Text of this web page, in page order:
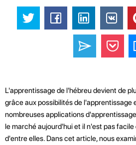
L'apprentissage de l'hébreu devient de
grâce aux possibilités de l'apprentissage
nombreuses applications
le marché aujourd'hui et il n'est pas
d'entre elles. Dans cet article, nous